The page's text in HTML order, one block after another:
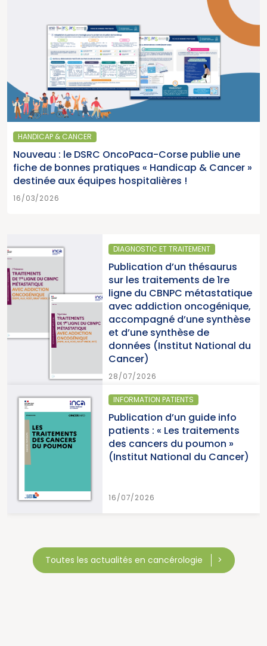
HANDICAP & CANCER
Nouveau : le DSRC OncoPaca-Corse publie une
fiche de bonnes pratiques « Handicap & Cancer »
destinée aux équipes hospitalières !
16/03/2026
de 1re
métastatique
synthèse
de
National du
info
»
du Cancer)
SANTÉ PUBLIQUE
Parution du
2025 « Une
pour la lutte
cancers »
du Cancer)
15/07/2026
SANTÉ PUBLIQUE -
Parution du
cancers en
2026 (Institut
Cancer)
Toutes les actualités en cancérologie